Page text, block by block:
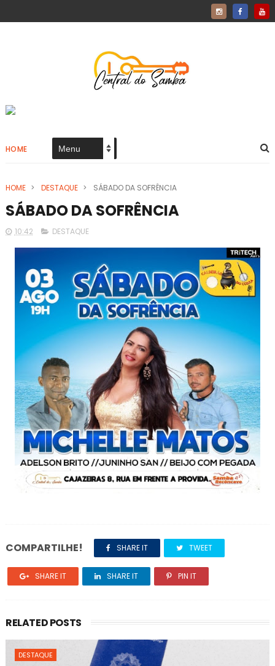
HOME
HOME > DESTAQUE > SÁBADO DA SOFRÊNCIA
SÁBADO DA SOFRÊNCIA
10:42 DESTAQUE
COMPARTILHE! SHARE IT TWEET
SHARE IT SHARE IT PIN IT
RELATED POSTS
DESTAQUE